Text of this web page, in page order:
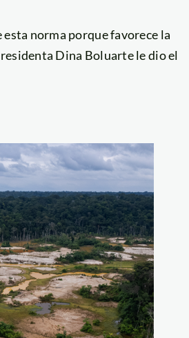
norma porque favorece la
Dina Boluarte le dio el